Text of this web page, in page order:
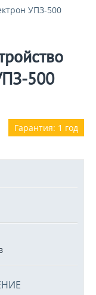
УПЗ-500
500
Гарантия: 1 год